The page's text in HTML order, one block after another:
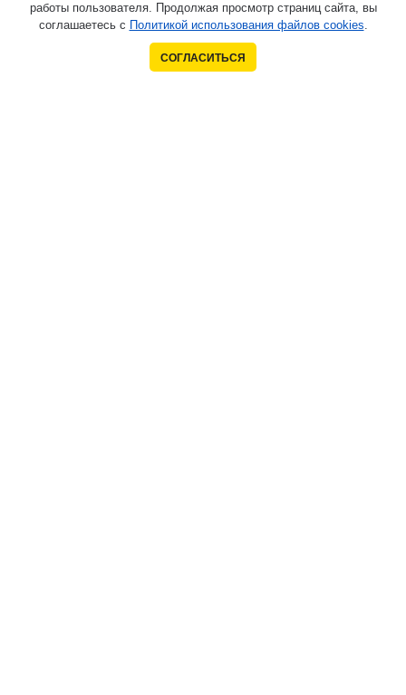
работы пользователя. Продолжая просмотр страниц сайта, вы
соглашаетесь с Политикой использования файлов cookies.
СОГЛАСИТЬСЯ